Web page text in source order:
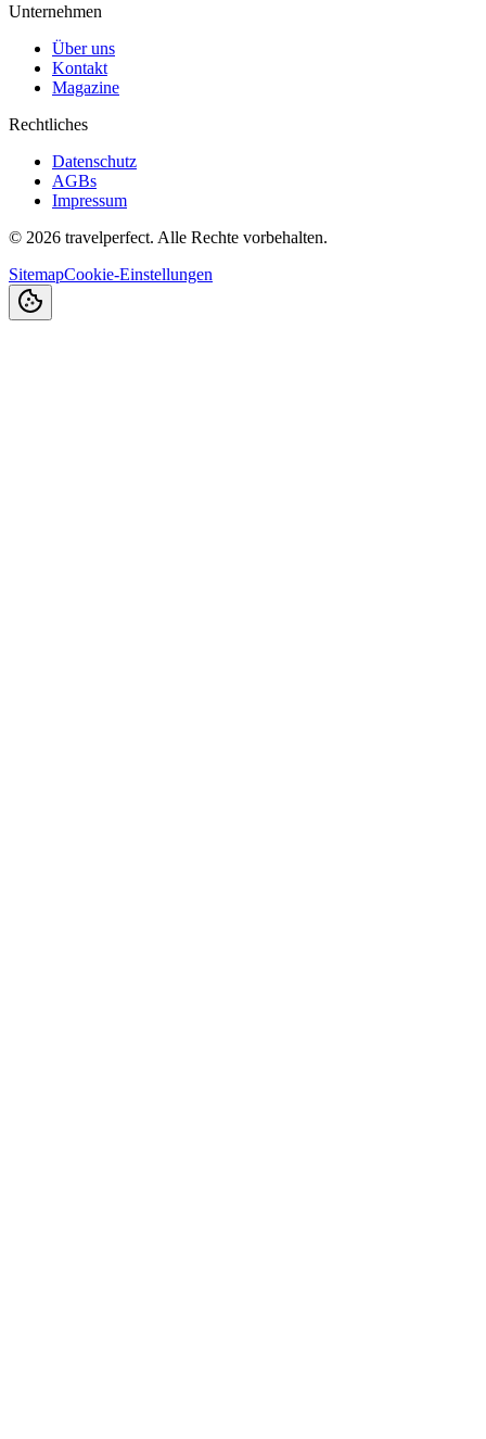
Unternehmen
Über uns
Kontakt
Magazine
Rechtliches
Datenschutz
AGBs
Impressum
© 2026 travelperfect. Alle Rechte vorbehalten.
SitemapCookie-Einstellungen